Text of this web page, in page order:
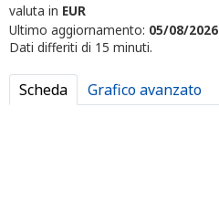
valuta in EUR
Ultimo aggiornamento: 05/08/2026
Dati differiti di 15 minuti.
Scheda Grafico avanzato